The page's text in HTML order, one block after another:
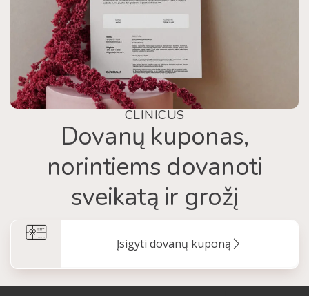
CLINICUS
Dovanų kuponas,
norintiems dovanoti
sveikatą ir grožį
Įsigyti dovanų kuponą